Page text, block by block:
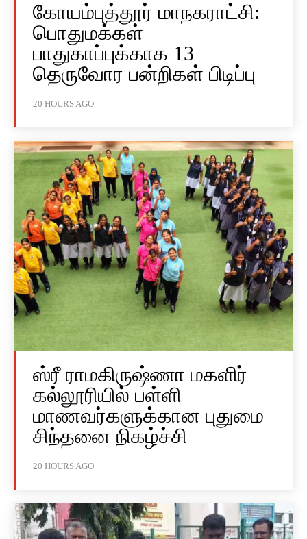
கோயம்புத்தூர் மாநகராட்சி:
பொதுமக்கள்
பாதுகாப்புக்காக 13
தெருவோர பன்றிகள் பிடிப்பு
20 HOURS AGO
ஸ்ரீ ராமகிருஷ்ணா மகளிர்
கல்லூரியில் பள்ளி
மாணவர்களுக்கான புதுமை
சிந்தனை நிகழ்ச்சி
20 HOURS AGO